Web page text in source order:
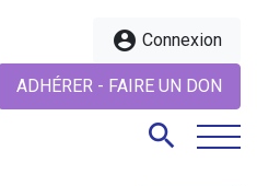
account_circle Connexion
ADHÉRER - FAIRE UN DON
search